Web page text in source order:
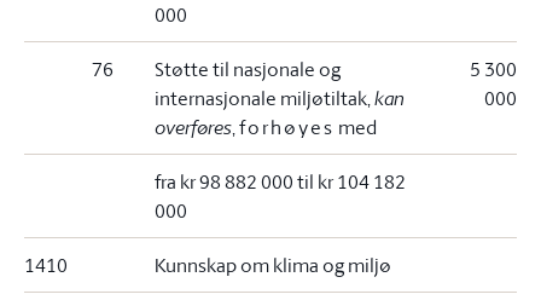
000
76
Støtte til nasjonale og
internasjonale miljøtiltak,kan
overføres,forhøyes med
5 300
000
fra kr 98 882 000 til kr 104 182
000
1410 Kunnskap om klima og miljø